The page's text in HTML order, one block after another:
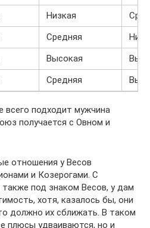
Низкая
Средняя
Высокая
Средняя
подходит мужчина
получается с Овном и
отношения у Весов
и Козерогами. С
под знаком Весов, у дам
хотя, казалось бы, они
должно их сближать. В таком
плюсы удваиваются, но и